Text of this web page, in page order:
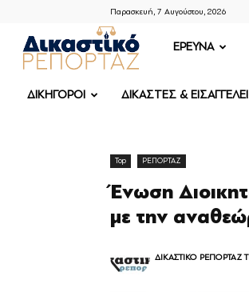
Παρασκευή, 7 Αυγούστου, 2026
ΔΙΚΑΣΤΙΚΟ
ΡΕΠΟΡΤΑΖ
ΕΡΕΥΝΑ
ΔΙΚΗΓΟΡΟΙ ΔΙΚΑΣΤΕΣ &
Top ΡΕΠΟΡΤΑΖ
Ένωση
με την
ΔΙΚΑΣΤΙΚΟ ΡΕΠΟΡΤΑΖ